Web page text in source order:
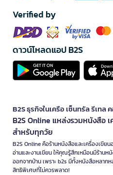
Verified by
ดาวน์โหลดแอป B2S
B2S ธุรกิจในเครือ เซ็นทรัล รีเท
B2S Online แหล่งรวมหนังสือ
สำหรับทุกวัย
B2S Online คือร้านหนังสือและเครื่องเขีย
อ่านและงานเขียน ให้คุณรู้สึกเหมือนมีร้านห
ออกจากบ้าน เพราะ b2s มีทั้งหนังสือหลา
สิทธิพิเศษที่ไม่ควรพลาด!